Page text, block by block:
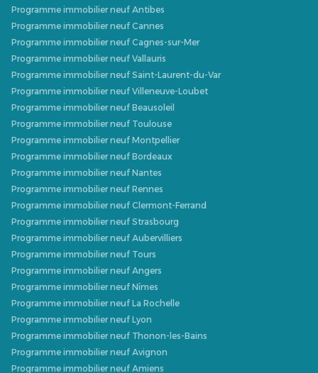
Programme immobilier neuf Antibes
Programme immobilier neuf Cannes
Programme immobilier neuf Cagnes-sur-Mer
Programme immobilier neuf Vallauris
Programme immobilier neuf Saint-Laurent-du-Var
Programme immobilier neuf Villeneuve-Loubet
Programme immobilier neuf Beausoleil
Programme immobilier neuf Toulouse
Programme immobilier neuf Montpellier
Programme immobilier neuf Bordeaux
Programme immobilier neuf Nantes
Programme immobilier neuf Rennes
Programme immobilier neuf Clermont-Ferrand
Programme immobilier neuf Strasbourg
Programme immobilier neuf Aubervilliers
Programme immobilier neuf Tours
Programme immobilier neuf Angers
Programme immobilier neuf Nîmes
Programme immobilier neuf La Rochelle
Programme immobilier neuf Lyon
Programme immobilier neuf Thonon-les-Bains
Programme immobilier neuf Avignon
Programme immobilier neuf Amiens